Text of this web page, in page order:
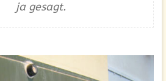
ja gesagt.